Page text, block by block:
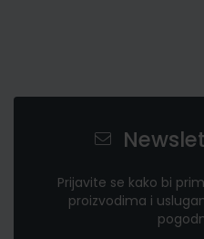
Prijavite se kako bi
proizvodima i